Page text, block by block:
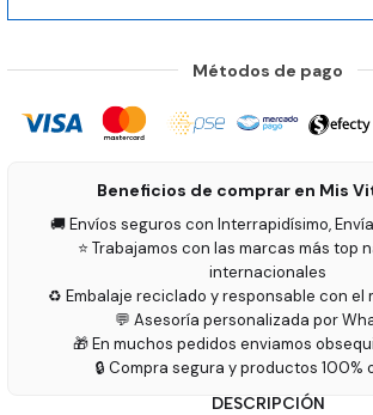
Métodos de pago
Beneficios de comprar en Mis
🚚 Envíos seguros con Interrapidísimo,
⭐ Trabajamos con las marcas más top
internacionales
♻️ Embalaje reciclado y responsable con el
💬 Asesoría personalizada por
🎁 En muchos pedidos enviamos
🔒 Compra segura y productos 100%
DESCRIPCIÓN